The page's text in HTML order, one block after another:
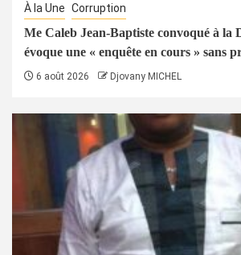
À la Une Corruption
Me Caleb Jean-Baptiste convoqué à la
évoque une « enquête en cours » sans
6 août 2026 Djovany MICHEL